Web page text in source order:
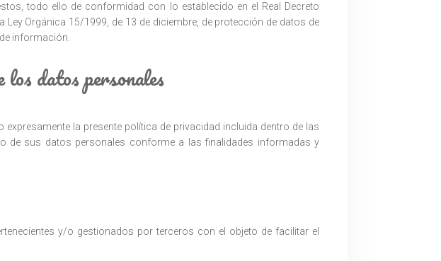
todo ello de conformidad con lo establecido en el Real Decreto
Orgánica 15/1999, de 13 de diciembre, de protección de datos de
información.
datos personales
la presente política de privacidad incluida dentro de las
de sus datos personales conforme a las finalidades informadas y
y/o gestionados por terceros con el objeto de facilitar el